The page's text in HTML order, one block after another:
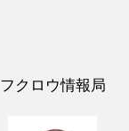
フクロウ情報局